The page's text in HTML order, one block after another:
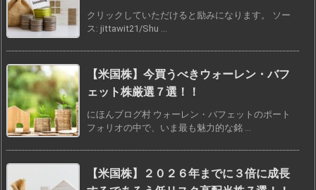
クリックしていただけると励みになります。 ソー
ス: jittawit21/Shu ...
【米国株】今買うべきウォーレン・バフ
ェット株厳選７選！！
にほんブログ村 ウォーレン・バフェットのポート
フォリオの中で、いま最も魅力的な銘 ...
【米国株】２０２６年までに３倍に成長